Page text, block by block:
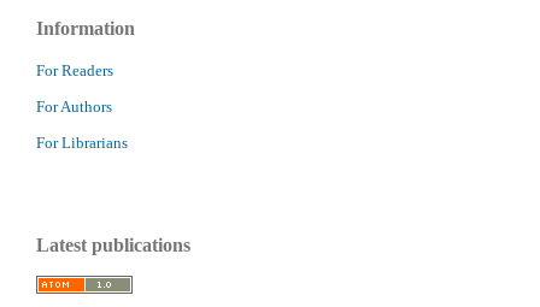
Information
For Readers
For Authors
For Librarians
Latest publications